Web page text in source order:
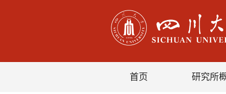
首页 研究所